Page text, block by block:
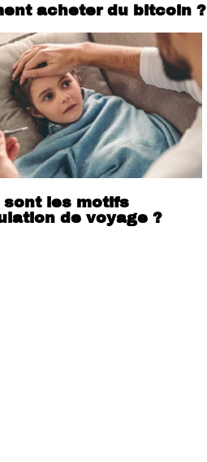
acheter du bitcoin ?
sont les motifs
de voyage ?